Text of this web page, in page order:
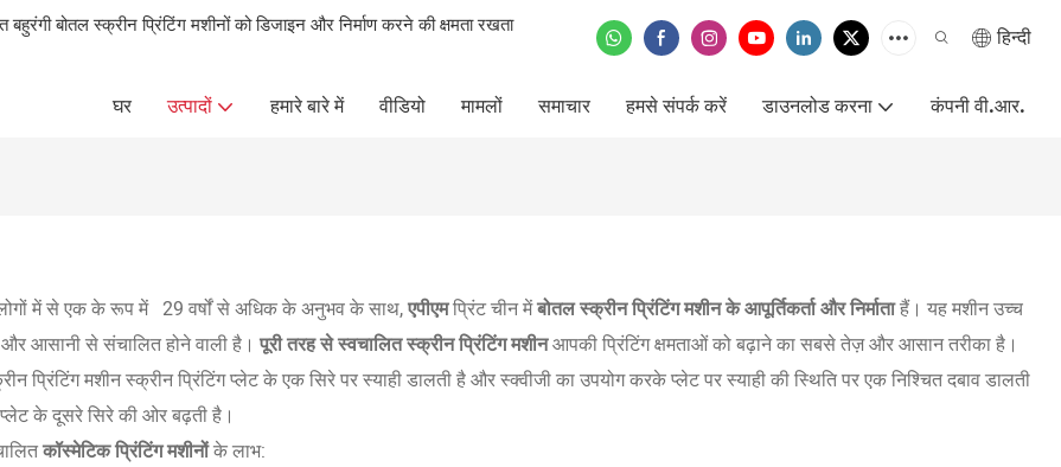
बोतल स्क्रीन प्रिंटिंग मशीनों को डिजाइन और निर्माण करने की क्षमता रखता
हिन्दी
घर उत्पादों हमारे बारे में वीडियो मामलों समाचार हमसे संपर्क करें डाउनलोड करना कंपनी वी.आर.
में से एक के रूप में 29 वर्षों से अधिक के अनुभव के साथ,एपीएमप्रिंट चीन मेंबोतल स्क्रीन प्रिंटिंग मशीनके आपूर्तिकर्ता और निर्माताहैं। यह मशीन उच्च
और आसानी से संचालित होने वाली है। पूरी तरह से स्वचालित स्क्रीन प्रिंटिंग मशीनआपकी प्रिंटिंग क्षमताओं को बढ़ाने का सबसे तेज़ और आसान तरीका है।
प्रिंटिंग मशीन स्क्रीन प्रिंटिंग प्लेट के एक सिरे पर स्याही डालती है और स्क्वीजी का उपयोग करके प्लेट पर स्याही की स्थिति पर एक निश्चित दबाव डालती
के दूसरे सिरे की ओर बढ़ती है।
कॉस्मेटिक प्रिंटिंग मशीनोंके लाभ: